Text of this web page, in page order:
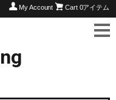
My Account Cart0アイテム